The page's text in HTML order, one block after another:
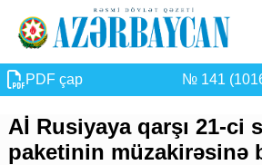
PDF çap № 141
Aİ Rusiyaya qarşı 21-ci
paketinin müzakirəsinə